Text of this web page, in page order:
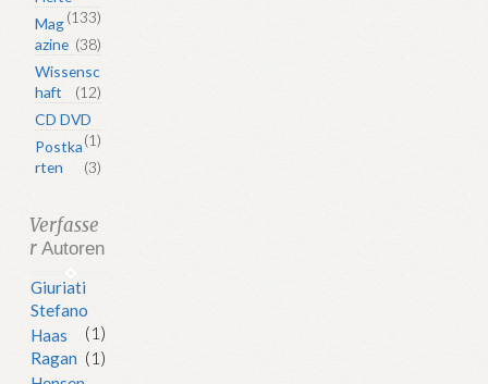
(133)
Mag
azine (38)
Wissensc
haft
(12)
CD DVD
(1)
Postka
rten
(3)
Verfasse
r Autoren
Giuriati
Stefano
(1)
Haas
Ragan (1)